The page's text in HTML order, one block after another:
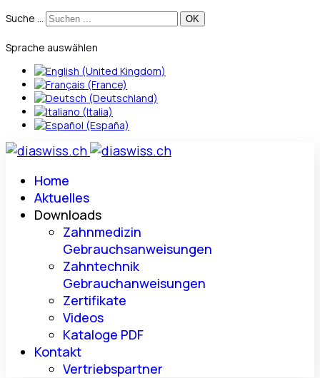
Suche ...
Sprache auswählen
Home
Aktuelles
Downloads
Zahnmedizin
Gebrauchsanweisungen
Zahntechnik
Gebrauchanweisungen
Zertifikate
Videos
Kataloge PDF
Kontakt
Vertriebspartner